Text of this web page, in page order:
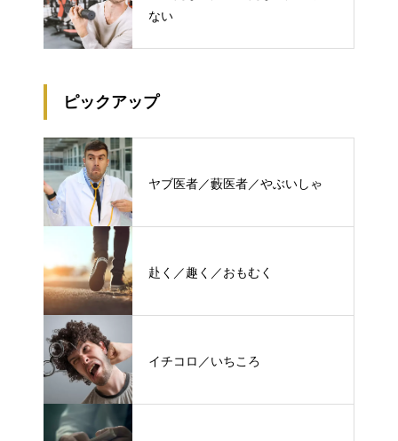
ない
ピックアップ
ヤブ医者／藪医者／やぶいしゃ
赴く／趣く／おもむく
イチコロ／いちころ